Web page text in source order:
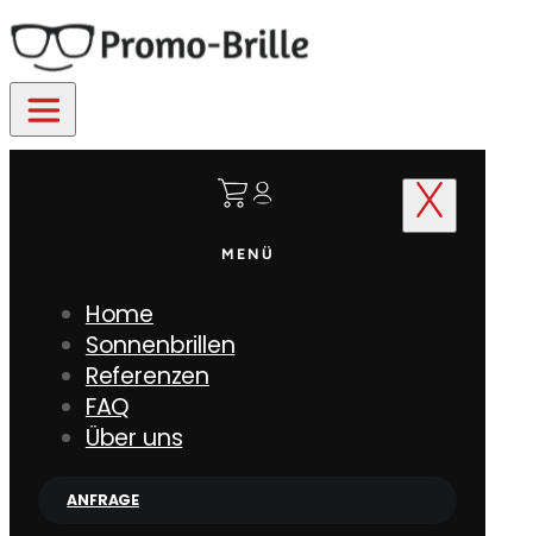
MENÜ
Home
Sonnenbrillen
Referenzen
FAQ
Über uns
ANFRAGE